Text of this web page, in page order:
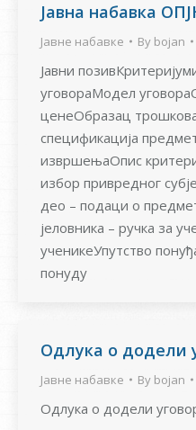
Јавна набавка
Јавне набавке By bojan
Јавни
уговораМодел
ценеОбразац
спецификација
извршењаОпис
избор привредног
део – подаци о
јеловника – ручка за
ученикеУпутство
понуду
Одлука о додели
Јавне набавке By bojan
Одлука о додели